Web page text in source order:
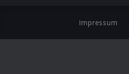
Impressum